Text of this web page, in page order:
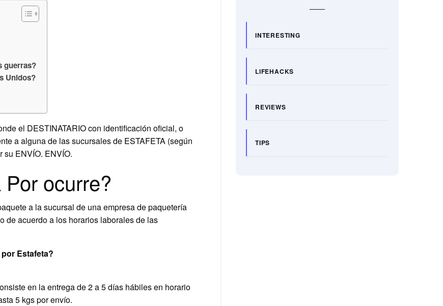
guerras?
Unidos?
el DESTINATARIO con identificación oficial, o
a alguna de las sucursales de ESTAFETA (según
su ENVÍO. ENVÍO.
ocurre?
a la sucursal de una empresa de paquetería
de acuerdo a los horarios laborales de las
Estafeta?
en la entrega de 2 a 5 días hábiles en horario
5 kgs por envío.
INTERESTING
LIFEHACKS
REVIEWS
TIPS